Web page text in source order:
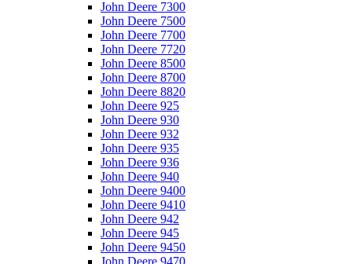
John Deere 7300
John Deere 7500
John Deere 7700
John Deere 7720
John Deere 8500
John Deere 8700
John Deere 8820
John Deere 925
John Deere 930
John Deere 932
John Deere 935
John Deere 936
John Deere 940
John Deere 9400
John Deere 9410
John Deere 942
John Deere 945
John Deere 9450
John Deere 9470